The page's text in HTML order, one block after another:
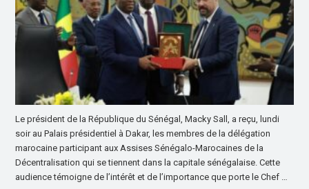
Le président de la République du Sénégal, Macky Sall, a reçu, lundi
soir au Palais présidentiel à Dakar, les membres de la délégation
marocaine participant aux Assises Sénégalo-Marocaines de la
Décentralisation qui se tiennent dans la capitale sénégalaise. Cette
audience témoigne de l’intérêt et de l’importance que porte le Chef …